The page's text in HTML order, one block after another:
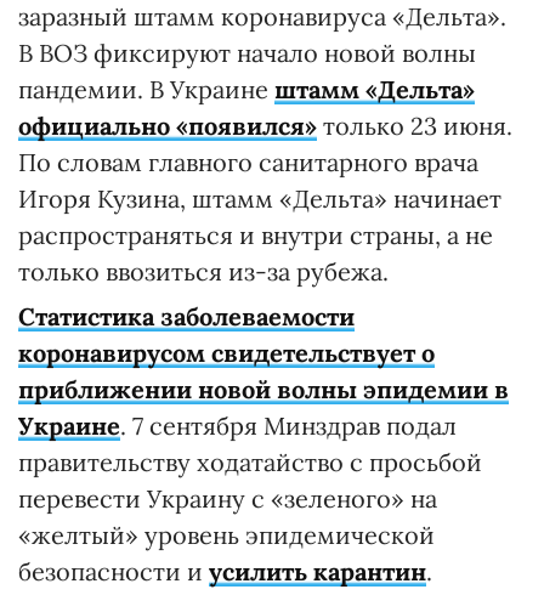
заразный штамм коронавируса «Дельта».
В ВОЗ фиксируют начало новой волны
пандемии. В Украине штамм «Дельта»
официально «появился» только 23 июня.
По словам главного санитарного врача
Игоря Кузина, штамм «Дельта» начинает
распространяться и внутри страны, а не
только ввозиться из-за рубежа.
Статистика заболеваемости
коронавирусом свидетельствует о
приближении новой волны эпидемии в
Украине. 7 сентября Минздрав подал
правительству ходатайство с просьбой
перевести Украину с «зеленого» на
«желтый» уровень эпидемической
безопасности и усилить карантин.